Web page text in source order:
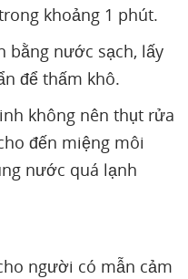
khoảng 1 phút.
bằng nước sạch, lấy
để thấm khô.
không nên thụt rửa
đến miệng môi
nước quá lạnh
người có mẫn cảm